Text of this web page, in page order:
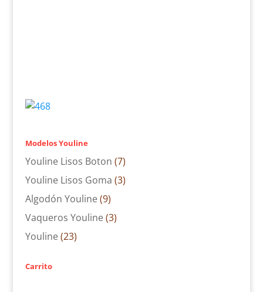
Modelos Youline
Youline Lisos Boton (7)
Youline Lisos Goma (3)
Algodón Youline (9)
Vaqueros Youline (3)
Youline (23)
Carrito